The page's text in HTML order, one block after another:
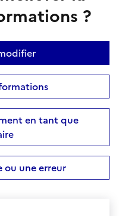
?
en tant que
ou une erreur